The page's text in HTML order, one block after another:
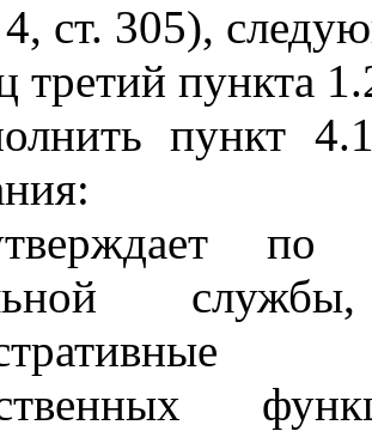
ст. 305),
третий пункта
пункт
по